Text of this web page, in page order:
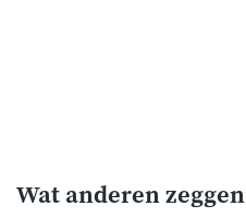
Wat anderen zeggen